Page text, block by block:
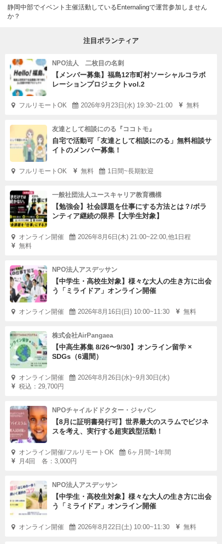
静岡中部でイベント主催活動しているEnternalingで運営参加しません
か？
注目ボランティア
NPO法人 二枚目の名刺
【メンバー募集】福島12市町村ソーシャルコラボ
レーションプロジェクトvol.2
フルリモートOK 2026年9月23日(水) 19:30~21:00 無料
友達として相談にのる『ココトモ』
自宅で活動可「友達として相談にのる」無料相談サ
イトのメンバー募集！
フルリモートOK 無料 1日間~長期歓迎
一般社団法人ユースキャリア教育機構
【勉強会】社会課題を仕事にする方法とは？/ボラ
ンティア継続の限界【大学生対象】
オンライン開催
2026年8月6日(木) 21:00~22:00,他1日程
無料
NPO法人アスデッサン
【中学生・高校生対象】様々な大人の生き方に出会
う「ミライドア」オンライン開催
オンライン開催 2026年8月16日(日) 10:00~11:30 無料
株式会社AirPangaea
【中高生募集 8/26〜9/30】オンライン留学 ×
SDGs（6週間）
オンライン開催
2026年8月26日(水)~9月30日(水)
税込：29,700円
NPOチャイルドドクター・ジャパン
【8月に証明書発行可】世界最大のスラムでビジネ
スを考え、実行する超実践型活動！
オンライン開催/フルリモートOK
6ヶ月間~1年間
月4回 各：3,000円
NPO法人アスデッサン
【中学生・高校生対象】様々な大人の生き方に出会
う「ミライドア」オンライン開催
オンライン開催 2026年8月22日(土) 10:00~11:30 無料